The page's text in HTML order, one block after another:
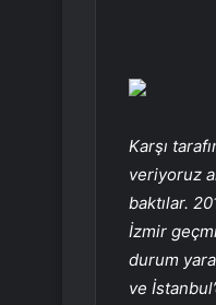
Karşı
veriyoruz
baktılar.
İzmir
durum
ve